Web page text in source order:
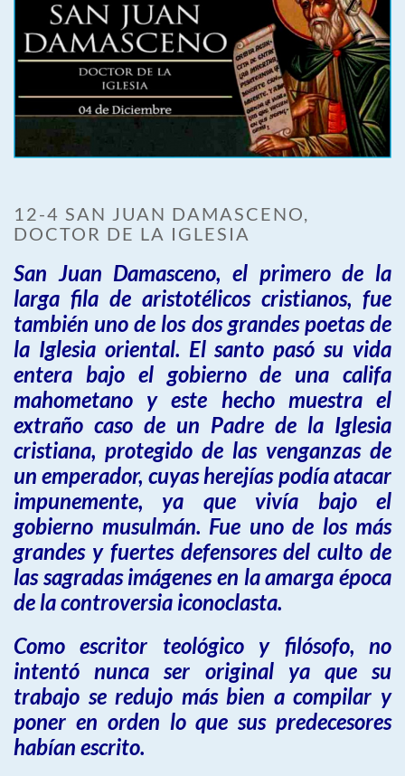
12-4 SAN JUAN DAMASCENO,
DOCTOR DE LA IGLESIA
San Juan Damasceno, el primero de la
larga fila de aristotélicos cristianos, fue
también uno de los dos grandes poetas de
la Iglesia oriental. El santo pasó su vida
entera bajo el gobierno de una califa
mahometano y este hecho muestra el
extraño caso de un Padre de la Iglesia
cristiana, protegido de las venganzas de
un emperador, cuyas herejías podía atacar
impunemente, ya que vivía bajo el
gobierno musulmán. Fue uno de los más
grandes y fuertes defensores del culto de
las sagradas imágenes en la amarga época
de la controversia iconoclasta.
Como escritor teológico y filósofo, no
intentó nunca ser original ya que su
trabajo se redujo más bien a compilar y
poner en orden lo que sus predecesores
habían escrito.